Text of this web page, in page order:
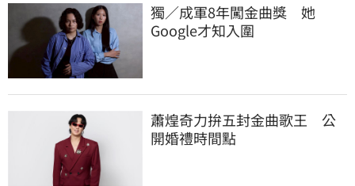
獨／成軍8年闖金曲獎　她
Google才知入圍
蕭煌奇力拚五封金曲歌王　公
開婚禮時間點